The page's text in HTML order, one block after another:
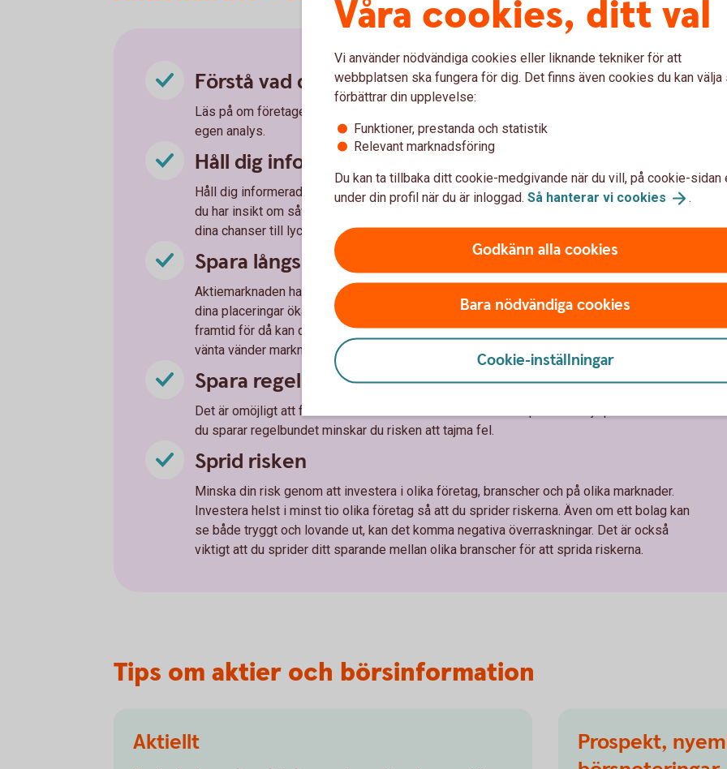
Förstå vad du köper
Läs på om företaget du ska köpa aktier i innan du bestämmer dig så att du kan göra din
egen analys.
Håll dig informerad
Håll dig informerad om vad som händer i de företag och på de marknader du sparar i. När
du har insikt om såväl företagen och ekonomin som hur aktiemarknaden fungerar ökar
dina chanser till lyckade investeringar.
Spara långsiktigt
Aktiemarknaden har normalt en långsiktig tillväxt. Det innebär att chansen att lyckas med
dina placeringar ökar på sikt. Investera aldrig pengar som du behöver inom en snar
framtid för då kan du tvingas sälja när kurserna gått ner. Men om du har möjlighet att
vänta vänder marknaden ofta upp igen.
Spara regelbundet
Det är omöjligt att förutse när det är exakt rätt tillfälle att köpa eller sälja på börsen. När
du sparar regelbundet minskar du risken att tajma fel.
Sprid risken
Minska din risk genom att investera i olika företag, branscher och på olika marknader.
Investera helst i minst tio olika företag så att du sprider riskerna. Även om ett bolag kan
se både tryggt och lovande ut, kan det komma negativa överraskningar. Det är också
viktigt att du sprider ditt sparande mellan olika branscher för att sprida riskerna.
Tips om aktier och börsinformation
Aktiellt
Prospekt,
Våra cookies, ditt val
Vi använder nödvändiga cookies eller liknande tekniker för att
webbplatsen ska fungera för dig. Det finns även cookies du kan välja
förbättrar din upplevelse:
Funktioner, prestanda och statistik
Relevant marknadsföring
Du kan ta tillbaka ditt cookie-medgivande när du vill, på cookie-sidan
under din profil när du är inloggad. Så hanterar vi cookies .
Godkänn alla cookies
Bara nödvändiga cookies
Cookie-inställningar